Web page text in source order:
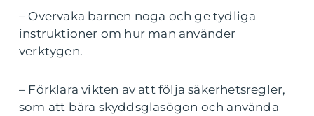
– Övervaka barnen noga och ge tydliga
instruktioner om hur man använder
verktygen.
– Förklara vikten av att följa säkerhetsregler,
som att bära skyddsglasögon och använda